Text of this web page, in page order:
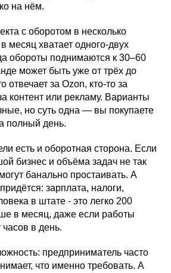
на нём.
с оборотом в несколько
месяц хватает одного-двух
обороты поднимаются к 30–60
может быть уже от трёх до
отвечает за Ozon, кто-то за
контент или рекламу. Варианты
но суть одна — вы покупаете
полный день.
есть и оборотная сторона. Если
бизнес и объёма задач не так
банально простаивать. А
зарплата, налоги,
в штате - это легко 200
в месяц, даже если работы
в день.
предприниматель часто
что именно требовать. А